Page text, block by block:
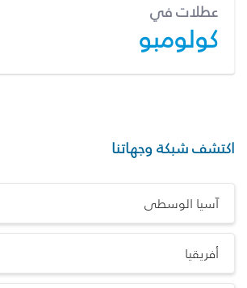
عطلات في
كولومبو
اكتشف شبكة وجهاتنا
آسيا الوسطى
أفريقيا